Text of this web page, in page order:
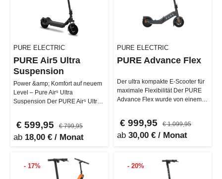
PURE ELECTRIC
PURE Air5 Ultra
Suspension
Power &amp; Komfort auf neuem
Level – Pure Air⁵ Ultra
Suspension Der PURE Air⁵ Ultra
€ 599,95 € 799,95
ab 18,00 € / Monat
PURE ELECTRIC
PURE Advance Flex
Der ultra kompakte E-Scooter für
maximale Flexibilität Der PURE
Advance Flex wurde von einem
€ 999,95 € 1.099,95
ab 30,00 € / Monat
- 17% - 20%